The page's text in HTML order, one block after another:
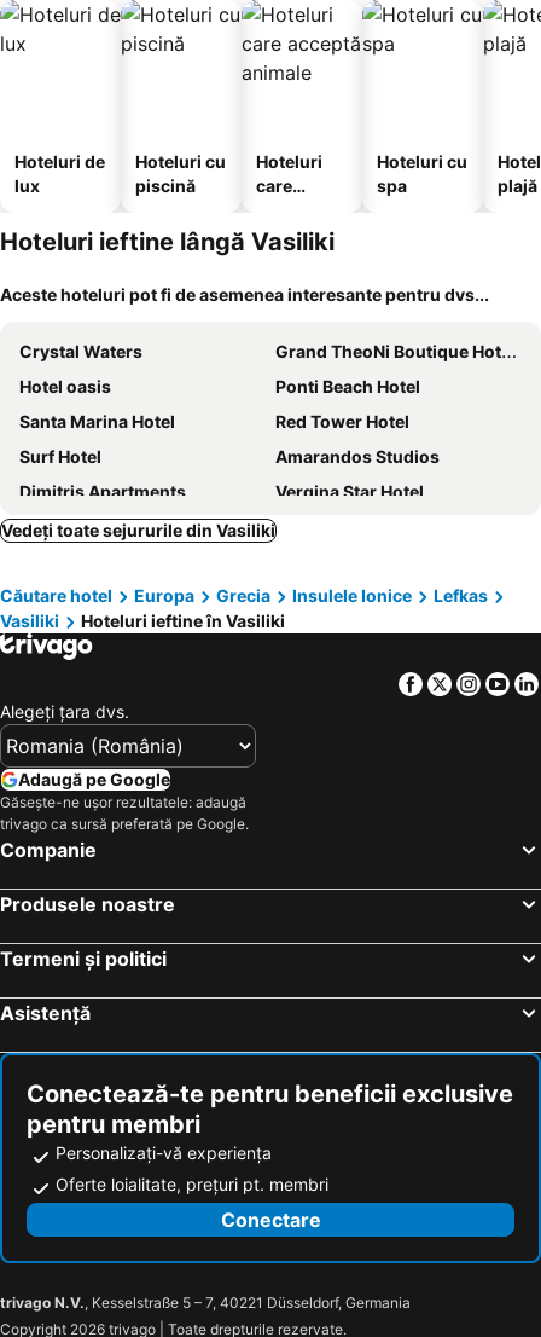
Hoteluri de
lux
Hoteluri cu
piscină
Hoteluri
care
animale
Hoteluri cu
spa
plajă
Hoteluri ieftine lângă Vasiliki
Aceste hoteluri pot fi de asemenea interesante pentru dvs...
Crystal Waters
Grand TheoNi Boutique Hotel & Spa
Hotel oasis
Ponti Beach Hotel
Santa Marina Hotel
Red Tower Hotel
Surf Hotel
Amarandos Studios
Dimitris Apartments
Vergina Star Hotel
Hotel Sofia
Avra Beach Hotel
Hotel Odyssey
Ionian Blue Bungalows & Spa Resort
Vliho Bay Boutique Hotel
Soldatos Rooms
Captain's House
Athos Hotel
Oscar Hotel Lefkada
Hotel Scorpios
Kalias Hotel
South Side
Thomais Boutique Hotel
Anadeo Villas & Suites
Niriton Pension
Elisso Hotel
Hotel Agios Nikitas
Smile Inn
Akroyiali Resort
Il Viaggio Verde
Porto Fico Hotel
Emelisse Nature Resort
Villa Del Mar
Hotel Nostos
Averto
Hotel Enodia
Villa Makis
Villa Delfini
Cosmos Hotel
Wind Club
Wild Seagull
Olivar Del Mar
Tropicana Inn
Vedeți toate sejururile din Vasiliki
Căutare hotel Europa Grecia Insulele Ionice
Lefkas
Vasiliki
Hoteluri ieftine în Vasiliki
Facebook
Twitter
Alegeţi ţara dvs.
Adaugă pe Google
Găsește-ne ușor rezultatele: adaugă
trivago ca sursă preferată pe Google.
Companie
Produsele noastre
Termeni și politici
Asistență
Conectează-te pentru beneficii exclusive
pentru membri
Personalizați-vă experiența
Oferte loialitate, prețuri pt. membri
Conectare
trivago N.V., Kesselstraße 5 – 7, 40221 Düsseldorf, Germania
Copyright 2026 trivago | Toate drepturile rezervate.